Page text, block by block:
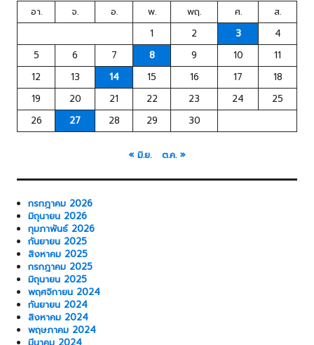
อา. จ. อ. พ. พฤ. ศ.
ส.
1
2 3
4
5
6 7 8 9 10
11
12
13 14 15 16 17
18
19
20 21 22 23 24
25
26
27 28 29 30
« มิ.ย. ต.ค. »
กรกฎาคม 2026
มิถุนายน 2026
กุมภาพันธ์ 2026
กันยายน 2025
สิงหาคม 2025
กรกฎาคม 2025
มิถุนายน 2025
พฤศจิกายน 2024
กันยายน 2024
สิงหาคม 2024
พฤษภาคม 2024